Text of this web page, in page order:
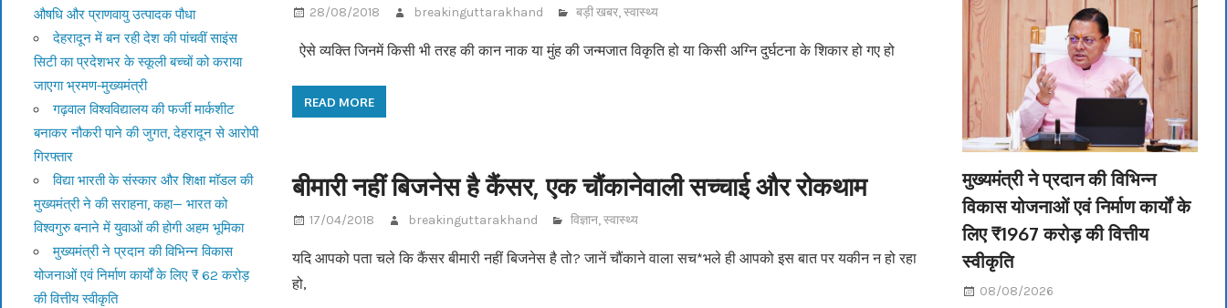
28/08/2018 breakinguttarakhand बड़ी खबर,स्वास्थ्य
ऐसे व्यक्ति जिनमें किसी भी तरह की कान नाक या मुंह की जन्मजात विकृति हो या किसी अग्नि दुर्घटना के शिकार हो गए हो
READ MORE
बीमारी नहीं बिजनेस है कैंसर, एक चौंकानेवाली सच्चाई और रोकथाम
17/04/2018 breakinguttarakhand विज्ञान,स्वास्थ्य
यदि आपको पता चले कि कैंसर बीमारी नहीं बिजनेस है तो? जानें चौंकाने वाला सच*भले ही आपको इस बात पर यकीन न हो रहा
हो,
औषधि और प्राणवायु उत्पादक पौधा
देहरादून में बन रही देश की पांचवीं साइंस
सिटी का प्रदेशभर के स्कूली बच्चों को कराया
जाएगा भ्रमण-मुख्यमंत्री
गढ़वाल विश्वविद्यालय की फर्जी मार्कशीट
बनाकर नौकरी पाने की जुगत, देहरादून से आरोपी
गिरफ्तार
विद्या भारती के संस्कार और शिक्षा मॉडल की
मुख्यमंत्री ने की सराहना, कहा— भारत को
विश्वगुरु बनाने में युवाओं की होगी अहम भूमिका
मुख्यमंत्री ने प्रदान की विभिन्न विकास
योजनाओं एवं निर्माण कार्यों के लिए ₹ 62 करोड़
की वित्तीय स्वीकृति
मुख्यमंत्री ने प्रदान की विभिन्न
विकास योजनाओं एवं निर्माण कार्यों के
लिए ₹1967 करोड़ की वित्तीय
स्वीकृति
08/08/2026